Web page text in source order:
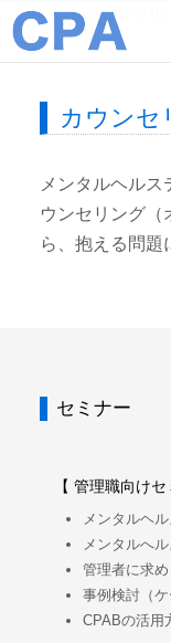
Top> カウンセリ
カウンセ
メンタルヘル
ウンセリング（
ら、抱える問題
セミナー
【 管理職向けセ
メンタルヘ
メンタルへ
管理者に求
事例検討（ケ
CPABの活用